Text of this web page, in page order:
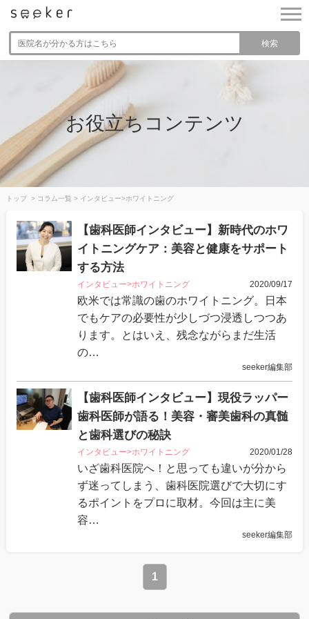
検索
お役立ちコンテンツ
トップ > コラム一覧 > インタビュー>ホワイトニング
【歯科医師インタビュー】新時代のホワ
イトニングケア：美容と健康をサポート
する方法
インタビュー>ホワイトニング 2020/09/17
欧米では常識の歯のホワイトニング。日本
でもケアの必要性が少しづつ浸透しつつあ
ります。とはいえ、残念ながらまだ生活
の…
seeker編集部
【歯科医師インタビュー】現役ラッパー
歯科医師が語る！美容・審美歯科の真髄
と歯科選びの秘訣
インタビュー>ホワイトニング 2020/01/28
いざ歯科医院へ！と思っても違いが分から
ず迷ってしまう、歯科医院選びで大切にす
るポイントをプロに取材。今回は主に美
容…
seeker編集部
1